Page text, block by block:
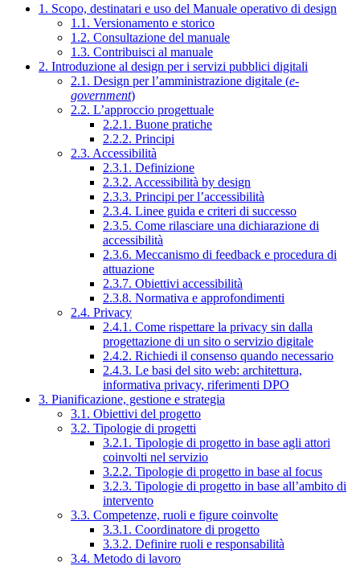
1. Scopo, destinatari e uso del Manuale operativo di design
1.1. Versionamento e storico
1.2. Consultazione del manuale
1.3. Contribuisci al manuale
2. Introduzione al design per i servizi pubblici digitali
2.1. Design per l’amministrazione digitale (e-
government)
2.2. L’approccio progettuale
2.2.1. Buone pratiche
2.2.2. Principi
2.3. Accessibilità
2.3.1. Definizione
2.3.2. Accessibilità by design
2.3.3. Principi per l’accessibilità
2.3.4. Linee guida e criteri di successo
2.3.5. Come rilasciare una dichiarazione di
accessibilità
2.3.6. Meccanismo di feedback e procedura di
attuazione
2.3.7. Obiettivi accessibilità
2.3.8. Normativa e approfondimenti
2.4. Privacy
2.4.1. Come rispettare la privacy sin dalla
progettazione di un sito o servizio digitale
2.4.2. Richiedi il consenso quando necessario
2.4.3. Le basi del sito web: architettura,
informativa privacy, riferimenti DPO
3. Pianificazione, gestione e strategia
3.1. Obiettivi del progetto
3.2. Tipologie di progetti
3.2.1. Tipologie di progetto in base agli attori
coinvolti nel servizio
3.2.2. Tipologie di progetto in base al focus
3.2.3. Tipologie di progetto in base all’ambito di
intervento
3.3. Competenze, ruoli e figure coinvolte
3.3.1. Coordinatore di progetto
3.3.2. Definire ruoli e responsabilità
3.4. Metodo di lavoro